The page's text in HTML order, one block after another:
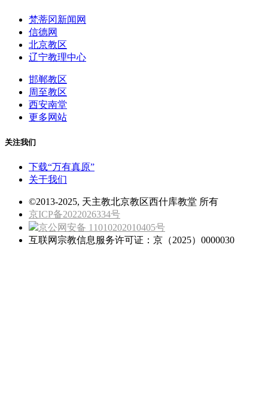
梵蒂冈新闻网
信德网
北京教区
辽宁教理中心
邯郸教区
周至教区
西安南堂
更多网站
关注我们
下载“万有真原”
关于我们
©2013-2025, 天主教北京教区西什库教堂 所有
京ICP备2022026334号
京公网安备 11010202010405号
互联网宗教信息服务许可证：京（2025）0000030